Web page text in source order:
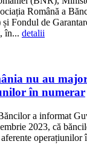
Română a
Fondul de
în... detalii
nu au
în numerar
a informat
2023, că
operațiunilor